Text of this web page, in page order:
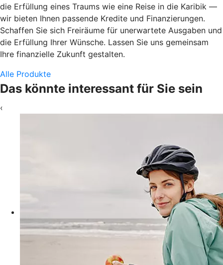
die Erfüllung eines Traums wie eine Reise in die Karibik —
wir bieten Ihnen passende Kredite und Finanzierungen.
Schaffen Sie sich Freiräume für unerwartete Ausgaben und
die Erfüllung Ihrer Wünsche. Lassen Sie uns gemeinsam
Ihre finanzielle Zukunft gestalten.
Alle Produkte
Das könnte interessant für Sie sein
‹